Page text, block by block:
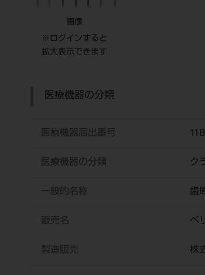
画像
※ログインすると
拡大表示できます
医療機器の分類
医療機器届出番号
医療機器の分類 ク
一般的名称 歯
販売名 ペ
製造販売 株